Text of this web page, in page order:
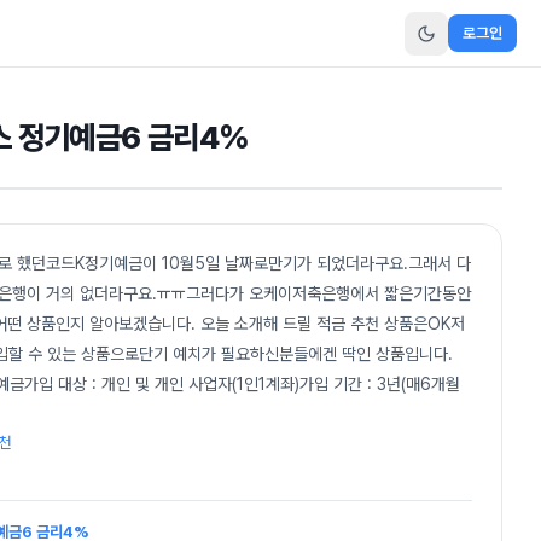
로그인
정기예금6 금리4%
했던코드K정기예금이 10월5일 날짜로만기가 되었더라구요.그래서 다
이 거의 없더라구요.ㅠㅠ그러다가 오케이저축은행에서 짧은기간동안
상품인지 알아보겠습니다. 오늘 소개해 드릴 적금 추천 상품은OK저
수 있는 상품으로단기 예치가 필요하신분들에겐 딱인 상품입니다.
가입 대상 : 개인 및 개인 사업자(1인1계좌)가입 기간 : 3년(매6개월
금6 금리4%